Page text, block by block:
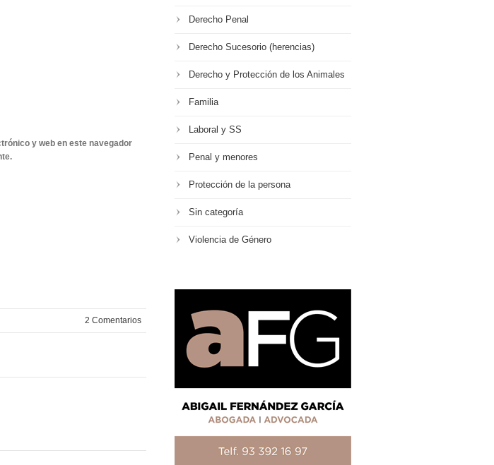
y web en este navegador
2 Comentarios
Derecho Penal
Derecho Sucesorio (herencias)
Derecho y Protección de los Animales
Familia
Laboral y SS
Penal y menores
Protección de la persona
Sin categoría
Violencia de Género